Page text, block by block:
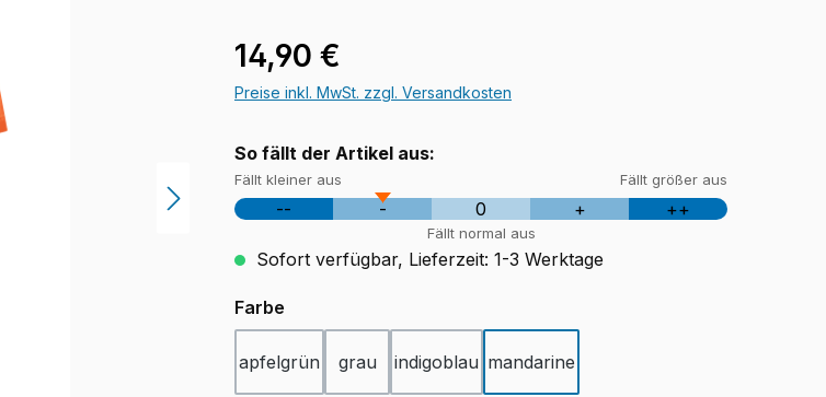
Regulärer Preis:
14,90 €
Preise inkl. MwSt. zzgl. Versandkosten
So fällt der Artikel aus:
Fällt kleiner aus Fällt größer aus
-- - 0 + ++
Fällt normal aus
Sofort verfügbar, Lieferzeit: 1-3 Werktage
Farbe
apfelgrün grau indigoblau mandarine